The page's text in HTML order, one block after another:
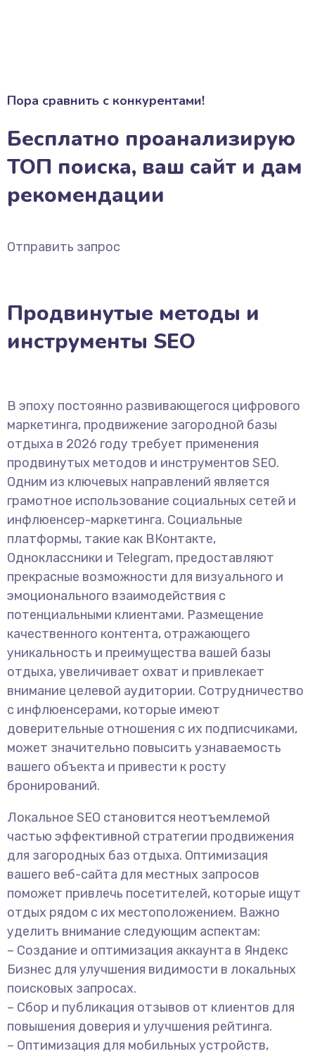
Пора сравнить с конкурентами!
Бесплатно проанализирую
ТОП поиска, ваш сайт и дам
рекомендации
Отправить запрос
Продвинутые методы и
инструменты SEO
В эпоху постоянно развивающегося цифрового
маркетинга, продвижение загородной базы
отдыха в 2026 году требует применения
продвинутых методов и инструментов SEO.
Одним из ключевых направлений является
грамотное использование социальных сетей и
инфлюенсер-маркетинга. Социальные
платформы, такие как ВКонтакте,
Одноклассники и Telegram, предоставляют
прекрасные возможности для визуального и
эмоционального взаимодействия с
потенциальными клиентами. Размещение
качественного контента, отражающего
уникальность и преимущества вашей базы
отдыха, увеличивает охват и привлекает
внимание целевой аудитории. Сотрудничество
с инфлюенсерами, которые имеют
доверительные отношения с их подписчиками,
может значительно повысить узнаваемость
вашего объекта и привести к росту
бронирований.
Локальное SEO становится неотъемлемой
частью эффективной стратегии продвижения
для загородных баз отдыха. Оптимизация
вашего веб-сайта для местных запросов
поможет привлечь посетителей, которые ищут
отдых рядом с их местоположением. Важно
уделить внимание следующим аспектам:
– Создание и оптимизация аккаунта в Яндекс
Бизнес для улучшения видимости в локальных
поисковых запросах.
– Сбор и публикация отзывов от клиентов для
повышения доверия и улучшения рейтинга.
– Оптимизация для мобильных устройств,